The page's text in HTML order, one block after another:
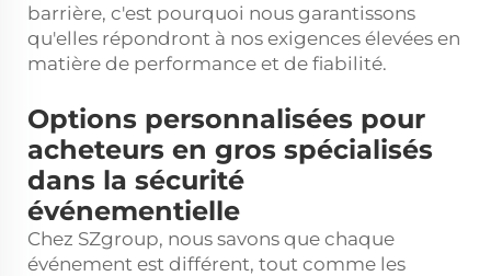
barrière, c'est pourquoi nous garantissons
qu'elles répondront à nos exigences élevées en
matière de performance et de fiabilité.
Options personnalisées pour
acheteurs en gros spécialisés
dans la sécurité
événementielle
Chez SZgroup, nous savons que chaque
événement est différent, tout comme les